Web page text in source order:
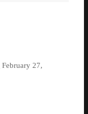
February 27,